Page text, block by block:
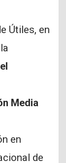
Útiles, en
Media
en
de